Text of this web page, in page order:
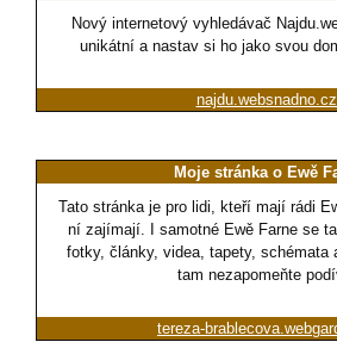
Nový internetový vyhledávač
unikátní a nastav si ho jako svou
Moje stránka o Ewě
Tato stránka je pro lidi, kteří mají rádi
ní zajímají. I samotné Ewě Farne se
fotky, články, videa, tapety, schémata
tam nezapomeňte
tereza-